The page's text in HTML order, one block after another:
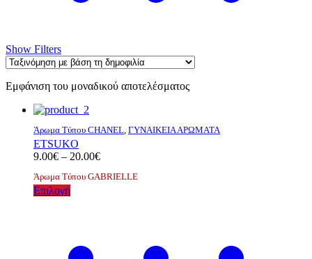
Show Filters
Εμφάνιση του μοναδικού αποτελέσματος
Άρωμα Τύπου CHANEL ΓΥΝΑΙΚΕΙΑ ΑΡΩΜΑΤΑ
ETSUKO
9.00€ – 20.00€Price
9.00€
Άρωμα Τύπου GABRIELLE
ΕπιλογήΑυτό
παραλλαγές.